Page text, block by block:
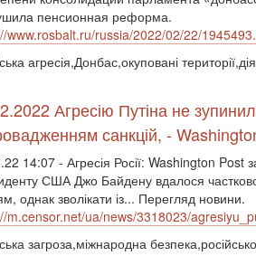
пенсионная реформа.
www.rosbalt.ru/russia/2022/02/22/
агресія,Донбас,окуповані
Агресію Путіна не
санкцій, -
14:07 - Агресія Росії: Washington Post
США Джо Байдену вдалося
однак зволікати із... Перегляд новини.
m.censor.net/ua/news/3318023/
загроза,міжнародна